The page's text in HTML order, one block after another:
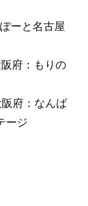
ーと名古屋
府：もりの
府：なんば
ージ